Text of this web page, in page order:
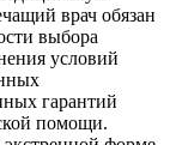
врач обязан
выбора
условий
гарантий
помощи.